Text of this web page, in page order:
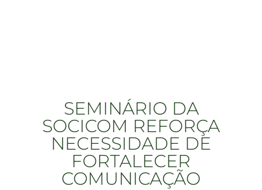
SEMINÁRIO DA
SOCICOM REFORÇA
NECESSIDADE DE
FORTALECER
COMUNICAÇÃO